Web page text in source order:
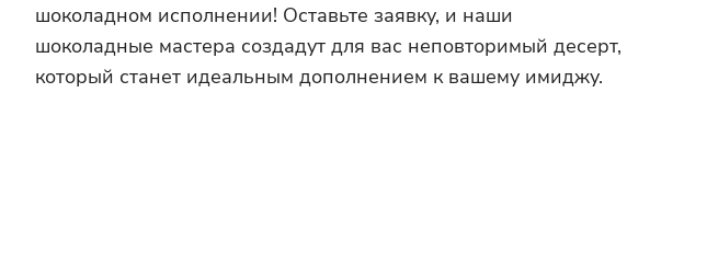
шоколадном исполнении! Оставьте заявку, и наши
шоколадные мастера создадут для вас неповторимый десерт,
который станет идеальным дополнением к вашему имиджу.